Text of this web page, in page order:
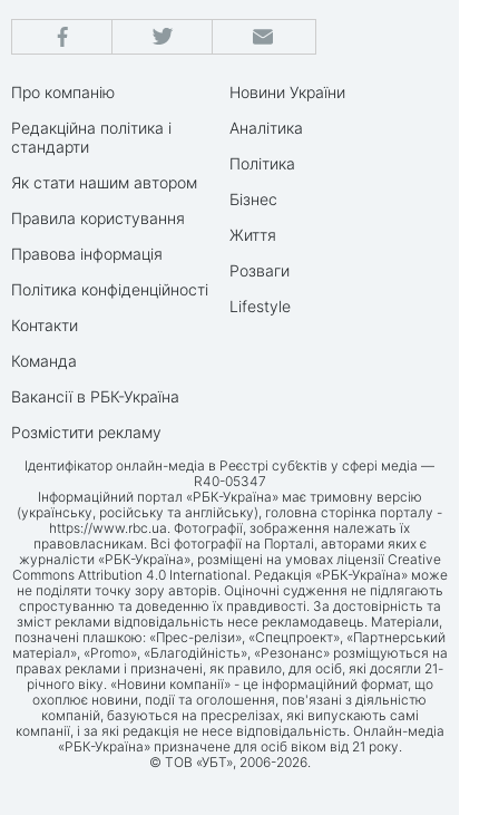
Про компанію
Редакційна політика і
стандарти
Як стати нашим автором
Правила користування
Правова інформація
Політика конфіденційності
Контакти
Команда
Вакансії в РБК-Україна
Розмістити рекламу
Новини України
Аналітика
Політика
Бізнес
Життя
Розваги
Lifestyle
Ідентифікатор онлайн-медіа в Реєстрі суб’єктів у сфері медіа —
R40-05347
Інформаційний портал «РБК-Україна» має тримовну версію
(українську, російську та англійську), головна сторінка порталу -
https://www.rbc.ua. Фотографії, зображення належать їх
правовласникам. Всі фотографії на Порталі, авторами яких є
журналісти «РБК-Україна», розміщені на умовах ліцензії Creative
Commons Attribution 4.0 International. Редакція «РБК-Україна» може
не поділяти точку зору авторів. Оціночні судження не підлягають
спростуванню та доведенню їх правдивості. За достовірність та
зміст реклами відповідальність несе рекламодавець. Матеріали,
позначені плашкою: «Прес-релізи», «Спецпроект», «Партнерський
матеріал», «Promo», «Благодійність», «Резонанс» розміщуються на
правах реклами і призначені, як правило, для осіб, які досягли 21-
річного віку. «Новини компанії» - це інформаційний формат, що
охоплює новини, події та оголошення, пов'язані з діяльністю
компаній, базуються на пресрелізах, які випускають самі
компанії, і за які редакція не несе відповідальність. Онлайн-медіа
«РБК-Україна» призначене для осіб віком від 21 року.
© ТОВ «УБТ», 2006-2026.